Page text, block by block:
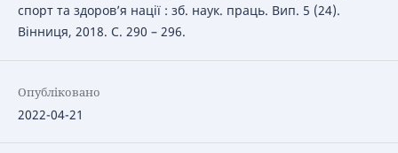
спорт та здоров’я нації : зб. наук. праць. Вип. 5 (24).
Вінниця, 2018. С. 290 – 296.
Опубліковано
2022-04-21